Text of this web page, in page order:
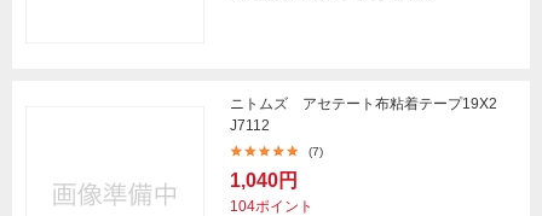
ニトムズ アセテート布粘着テープ19X2
J7112
(7)
1,040円
104ポイント